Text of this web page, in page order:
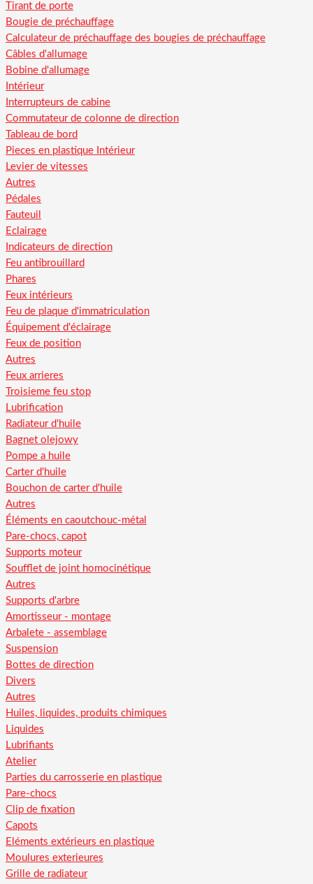
Tirant de porte
Bougie de préchauffage
Calculateur de préchauffage des bougies de préchauffage
Câbles d'allumage
Bobine d'allumage
Intérieur
Interrupteurs de cabine
Commutateur de colonne de direction
Tableau de bord
Pieces en plastique Intérieur
Levier de vitesses
Autres
Pédales
Fauteuil
Eclairage
Indicateurs de direction
Feu antibrouillard
Phares
Feux intérieurs
Feu de plaque d'immatriculation
Équipement d'éclairage
Feux de position
Autres
Feux arrieres
Troisieme feu stop
Lubrification
Radiateur d'huile
Bagnet olejowy
Pompe a huile
Carter d'huile
Bouchon de carter d'huile
Autres
Éléments en caoutchouc-métal
Pare-chocs, capot
Supports moteur
Soufflet de joint homocinétique
Autres
Supports d'arbre
Amortisseur - montage
Arbalete - assemblage
Suspension
Bottes de direction
Divers
Autres
Huiles, liquides, produits chimiques
Liquides
Lubrifiants
Atelier
Parties du carrosserie en plastique
Pare-chocs
Clip de fixation
Capots
Eléments extérieurs en plastique
Moulures exterieures
Grille de radiateur